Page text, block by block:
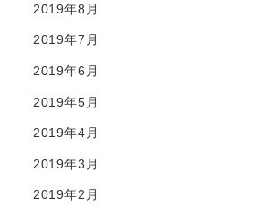
2019年8月
2019年7月
2019年6月
2019年5月
2019年4月
2019年3月
2019年2月